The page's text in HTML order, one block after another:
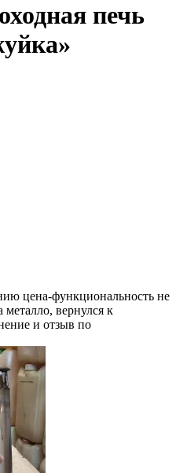
печь
цена-функциональность не
металло, вернулся к
и отзыв по